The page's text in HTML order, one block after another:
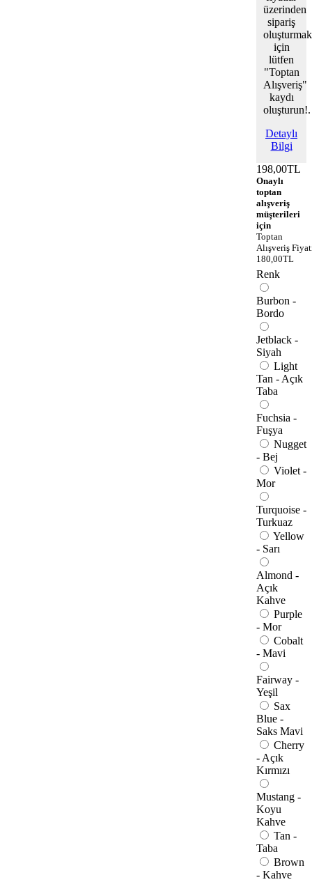
üzerinden
sipariş
oluşturmak
için
lütfen
"Toptan
Alışveriş"
kaydı
oluşturun!.
Detaylı
Bilgi
198,00TL
Onaylı
toptan
alışveriş
müşterileri
için
Toptan
Alışveriş
180,00TL
Renk
Burbon -
Bordo
Jetblack -
Siyah
Light
Tan - Açık
Taba
Fuchsia -
Fuşya
Nugget
- Bej
Violet -
Mor
Turquoise -
Turkuaz
Yellow
- Sarı
Almond -
Açık
Kahve
Purple
- Mor
Cobalt
- Mavi
Fairway -
Yeşil
Sax
Blue -
Saks Mavi
Cherry
- Açık
Kırmızı
Mustang -
Koyu
Kahve
Tan -
Taba
Brown
- Kahve